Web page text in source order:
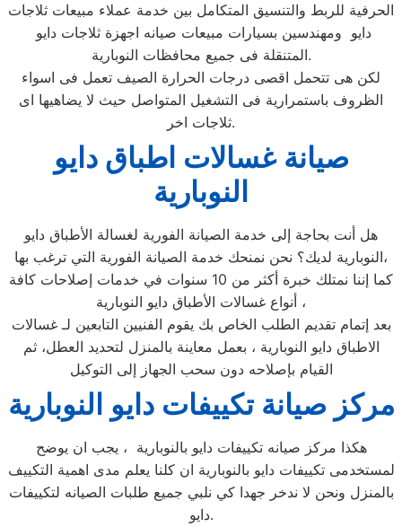
الحرفية للربط والتنسيق المتكامل بين خدمة عملاء مبيعات ثلاجات
دايو ومهندسين بسيارات مبيعات صيانه اجهزة ثلاجات دايو
المتنقلة فى جميع محافظات النوبارية.
لكن هى تتحمل اقصى درجات الحرارة الصيف تعمل فى اسواء
الظروف باستمرارية فى التشغيل المتواصل حيث لا يضاهيها اى
ثلاجات اخر.
صيانة غسالات اطباق دايو
النوبارية
هل أنت بحاجة إلى خدمة الصيانة الفورية لغسالة الأطباق دايو
النوبارية لديك؟ نحن نمنحك خدمة الصيانة الفورية التي ترغب بها،
كما إننا نمتلك خبرة أكثر من 10 سنوات في خدمات إصلاحات كافة
أنواع غسالات الأطباق دايو النوبارية ،
بعد إتمام تقديم الطلب الخاص بك يقوم الفنيين التابعين لـ غسالات
الاطباق دايو النوبارية ، بعمل معاينة بالمنزل لتحديد العطل، ثم
القيام بإصلاحه دون سحب الجهاز إلى التوكيل
مركز صيانة تكييفات دايو النوبارية
هكذا مركز صيانه تكييفات دايو بالنوبارية ، يجب ان يوضح
لمستخدمى تكييفات دايو بالنوبارية ان كلنا يعلم مدى اهمية التكييف
بالمنزل ونحن لا ندخر جهدا كي نلبي جميع طلبات الصيانه لتكييفات
دايو.